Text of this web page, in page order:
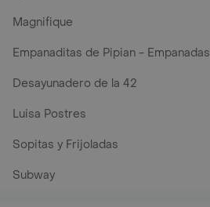
Magnifique
Empanaditas de Pipian - Empanadas
Desayunadero de la 42
Luisa Postres
Sopitas y Frijoladas
Subway